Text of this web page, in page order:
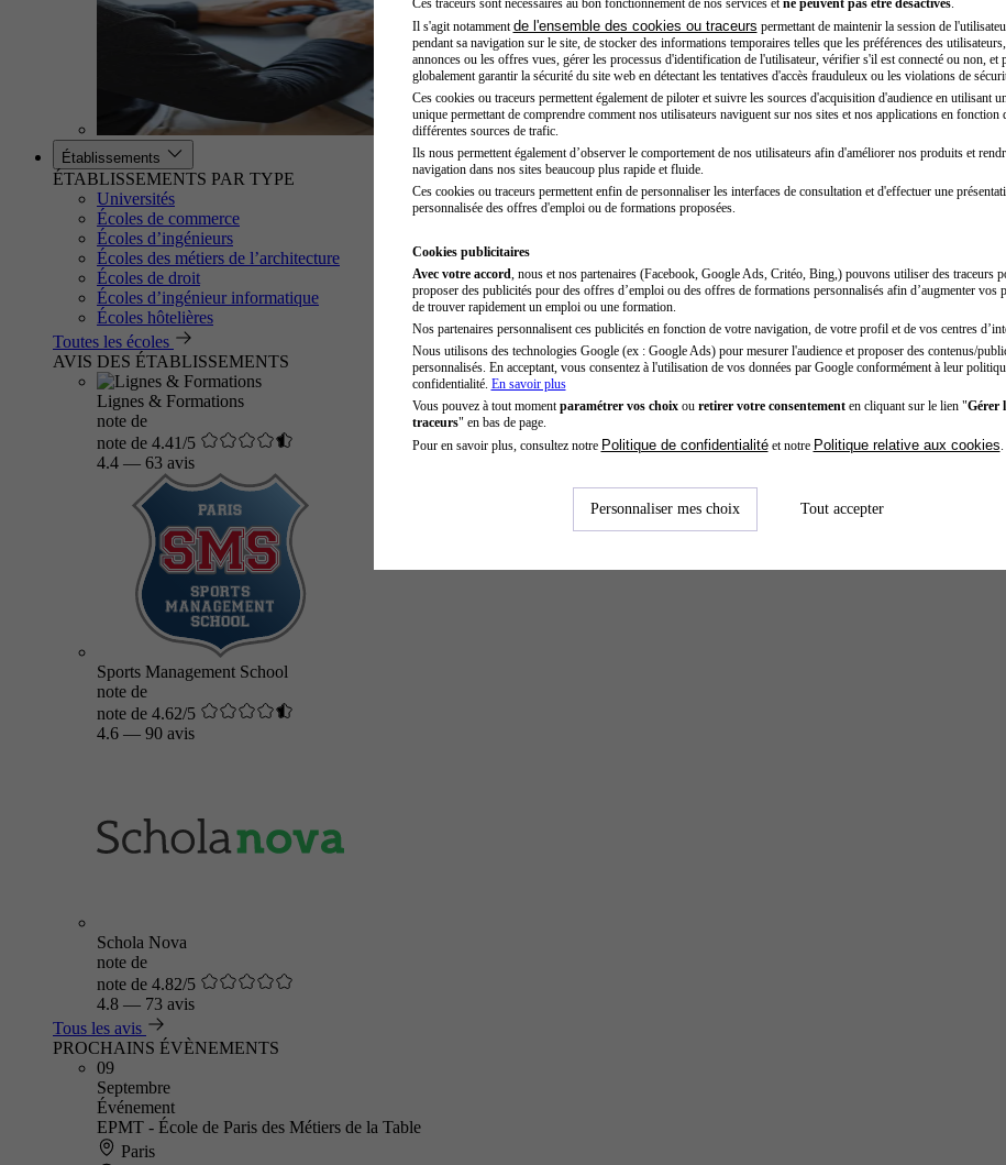
Établissements
ÉTABLISSEMENTS PAR TYPE
Universités
Écoles de commerce
Écoles d’ingénieurs
Écoles des métiers de l’architecture
Écoles de droit
Écoles d’ingénieur informatique
Écoles hôtelières
Toutes les écoles
AVIS DES ÉTABLISSEMENTS
Lignes & Formations
note de
note de 4.41/5
4.4 — 63 avis
Sports Management School
note de
note de 4.62/5
4.6 — 90 avis
Schola Nova
note de
note de 4.82/5
4.8 — 73 avis
Tous les avis
PROCHAINS ÉVÈNEMENTS
09
Septembre
Événement
EPMT - École de Paris des Métiers de la Table
Paris
Il s'agit notamment de l'ensemble des cookies ou traceurs permettant de maintenir la session de
pendant sa navigation sur le site, de stocker des informations temporaires telles que les préférences des
annonces ou les offres vues, gérer les processus d'identification de l'utilisateur, vérifier s'il est connecté ou non, et
globalement garantir la sécurité du site web en détectant les tentatives d'accès frauduleux ou les violations de
Ces cookies ou traceurs permettent également de piloter et suivre les sources d'acquisition d'audience en utilisant
unique permettant de comprendre comment nos utilisateurs naviguent sur nos sites et nos applications en fonction
différentes sources de trafic.
Ils nous permettent également d’observer le comportement de nos utilisateurs afin d'améliorer nos produits et
navigation dans nos sites beaucoup plus rapide et fluide.
Ces cookies ou traceurs permettent enfin de personnaliser les interfaces de consultation et d'effectuer une
personnalisée des offres d'emploi ou de formations proposées.
Cookies publicitaires
Avec votre accord , nous et nos partenaires (Facebook, Google Ads, Critéo, Bing,) pouvons utiliser des traceurs
proposer des publicités pour des offres d’emploi ou des offres de formations personnalisés afin d’augmenter vos
de trouver rapidement un emploi ou une formation.
Nos partenaires personnalisent ces publicités en fonction de votre navigation, de votre profil et de vos centres
Nous utilisons des technologies Google (ex : Google Ads) pour mesurer l'audience et proposer des contenus/
personnalisés. En acceptant, vous consentez à l'utilisation de vos données par Google conformément à leur
confidentialité. En savoir plus
Vous pouvez à tout moment paramétrer vos choixou retirer votre consentementen cliquant sur le lien "Gérer
traceurs" en bas de page.
Pour en savoir plus, consultez notre Politique de confidentialitéet notre Politique relative aux cookies
Personnaliser mes choix Tout accepter